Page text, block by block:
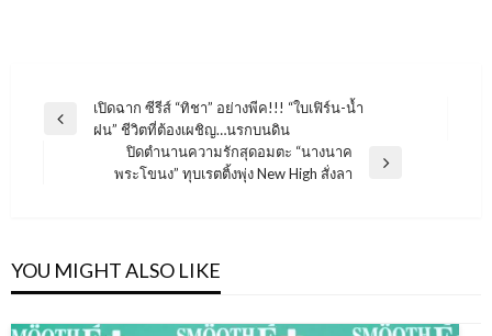
แนะแนว
Previous
เปิดฉาก ซีรีส์ “ทิชา” อย่างพีค!!! “ใบเฟิร์น-น้ำ
ฝน” ชีวิตที่ต้องเผชิญ…นรกบนดิน
ปิดตำนานความรักสุดอมตะ “นางนาค
พระโขนง” ทุบเรตติ้งพุ่ง New High สั่งลา
YOU MIGHT ALSO LIKE